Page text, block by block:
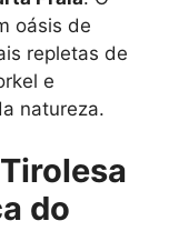
oásis de
repletas de
e
natureza.
do